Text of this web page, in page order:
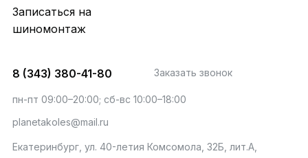
Записаться на
шиномонтаж
8 (343) 380-41-80 Заказать звонок
пн-пт 09:00–20:00; сб-вс 10:00–18:00
planetakoles@mail.ru
Екатеринбург, ул. 40-летия Комсомола, 32Б, лит.А,